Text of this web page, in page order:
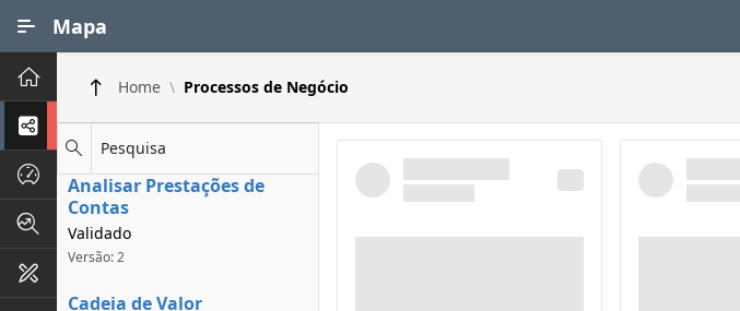
Mapa
Processos de Negócios
Dados INPI
Home Processos de Negócio
Pesquisa
Analisar Prestações de
Contas
Validado
Versão: 2
Cadeia de Valor